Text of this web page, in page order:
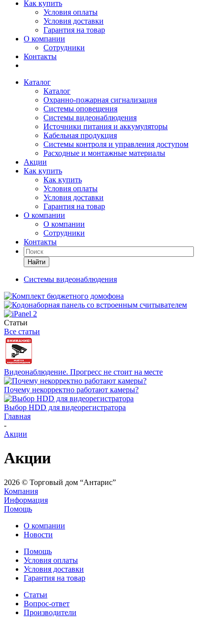
Как купить
Условия оплаты
Условия доставки
Гарантия на товар
О компании
Сотрудники
Контакты
Каталог
Каталог
Охранно-пожарная сигнализация
Системы оповещения
Системы видеонаблюдения
Источники питания и аккумуляторы
Кабельная продукция
Системы контроля и управления доступом
Расходные и монтажные материалы
Акции
Как купить
Как купить
Условия оплаты
Условия доставки
Гарантия на товар
О компании
О компании
Сотрудники
Контакты
Найти
Системы видеонаблюдения
Статьи
Все статьи
Видеонаблюдение. Прогресс не стоит на месте
Почему некорректно работают камеры?
Выбор HDD для видеорегистратора
Главная
-
Акции
Акции
2026 © Торговый дом “Антарис”
Компания
Информация
Помощь
О компании
Новости
Помощь
Условия оплаты
Условия доставки
Гарантия на товар
Статьи
Вопрос-ответ
Производители